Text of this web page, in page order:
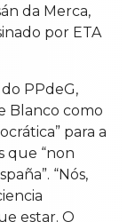
da Merca,
por ETA
PPdeG,
Blanco como
para a
que “non
“Nós,
estar. O